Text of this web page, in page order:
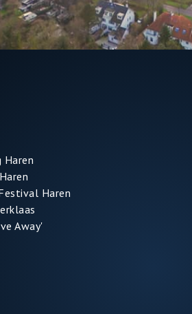
Haren
Haren
Away'